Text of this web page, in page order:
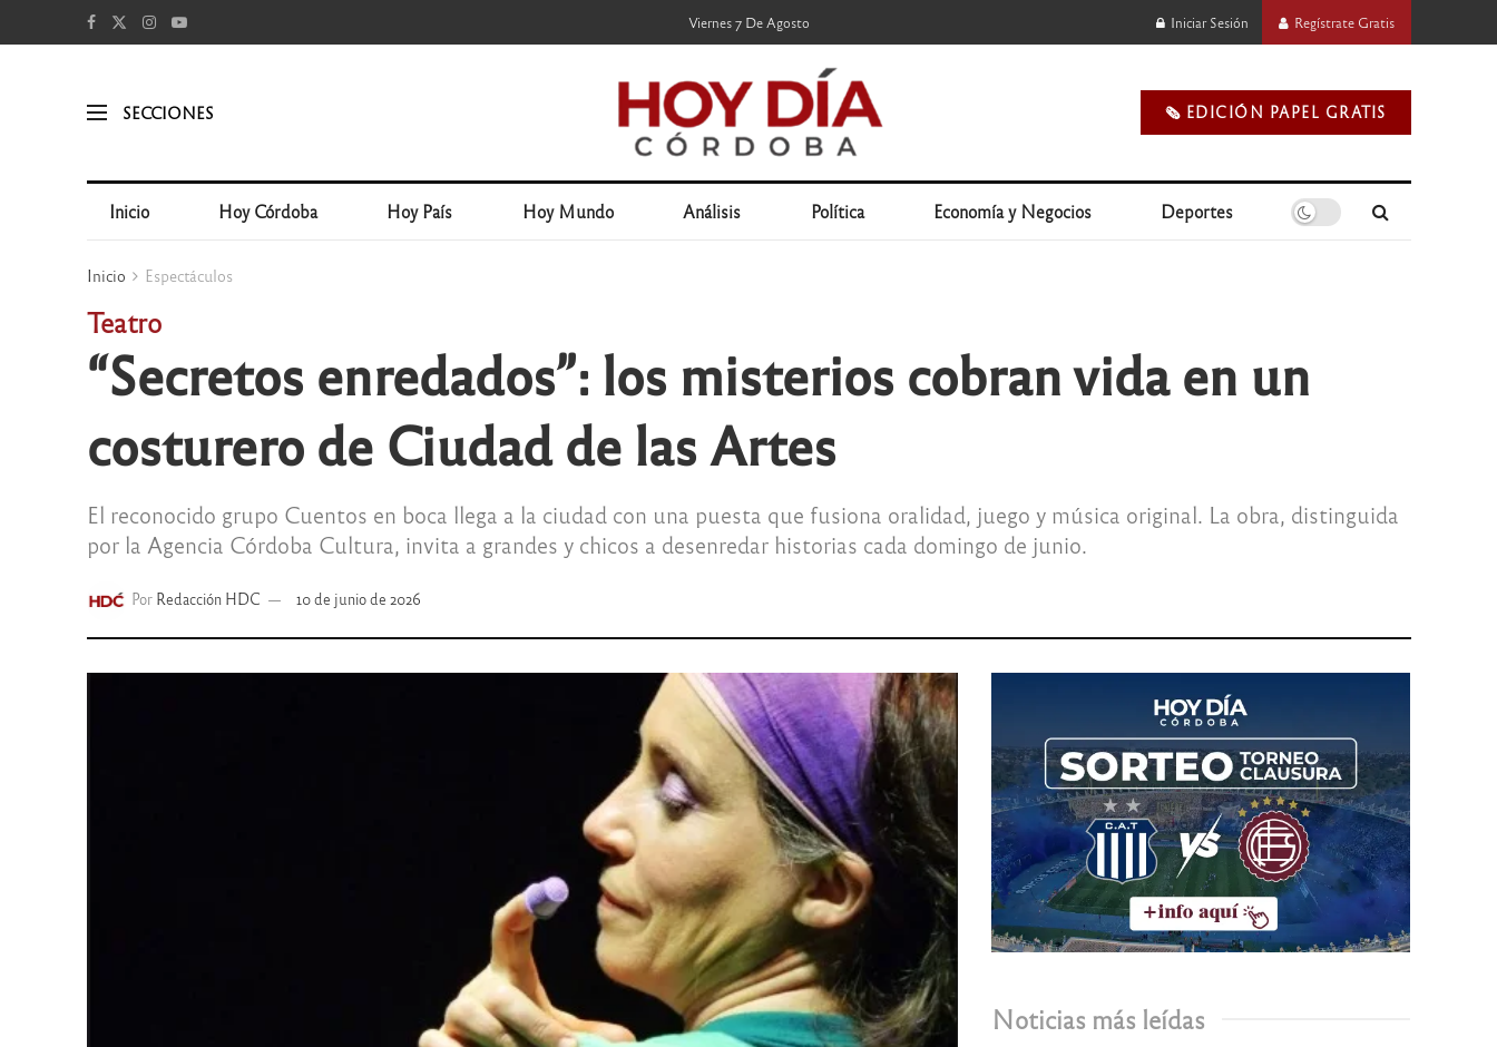
Viernes 7 De Agosto Iniciar Sesión Regístrate Gratis
SECCIONES 🗞️ EDICIÓN PAPEL GRATIS
Inicio Hoy Córdoba Hoy País Hoy Mundo Análisis Política Economía y Negocios Deportes
Inicio Espectáculos
Teatro
“Secretos enredados”: los misterios cobran vida en un
costurero de Ciudad de las Artes
El reconocido grupo Cuentos en boca llega a la ciudad con una puesta que fusiona oralidad, juego y música original. La obra, distinguida
por la Agencia Córdoba Cultura, invita a grandes y chicos a desenredar historias cada domingo de junio.
Por Redacción HDC 10 de junio de 2026
Noticias más leídas